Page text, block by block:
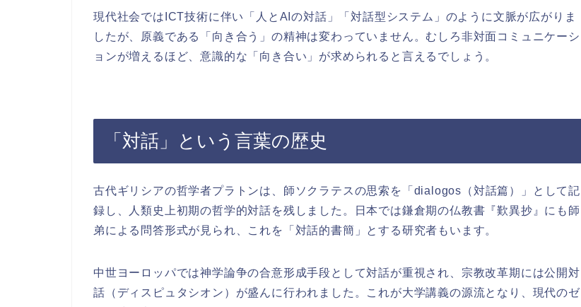
現代社会ではICT技術に伴い「人とAIの対話」「対話型システム」のように文脈が広がりま
したが、原義である「向き合う」の精神は変わっていません。むしろ非対面コミュニケーシ
ョンが増えるほど、意識的な「向き合い」が求められると言えるでしょう。
「対話」という言葉の歴史
古代ギリシアの哲学者プラトンは、師ソクラテスの思索を「dialogos（対話篇）」として記
録し、人類史上初期の哲学的対話を残しました。日本では鎌倉期の仏教書『歎異抄』にも師
弟による問答形式が見られ、これを「対話的書簡」とする研究者もいます。
中世ヨーロッパでは神学論争の合意形成手段として対話が重視され、宗教改革期には公開対
話（ディスピュタシオン）が盛んに行われました。これが大学講義の源流となり、現代のゼ